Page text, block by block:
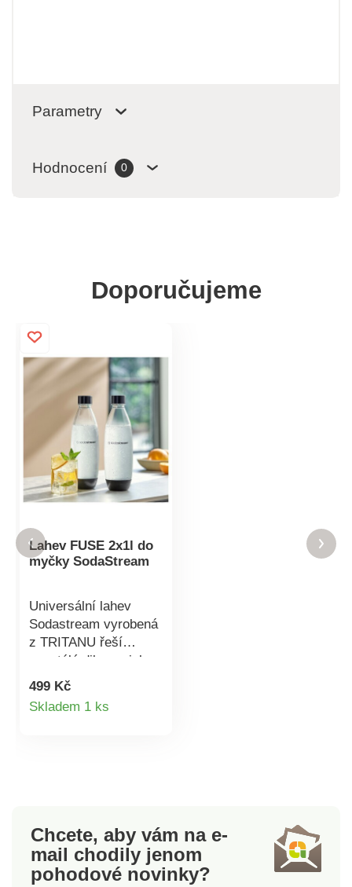
Parametry
Hodnocení 0
Doporučujeme
Lahev FUSE 2x1l do
myčky SodaStream
Universální lahev
Sodastream vyrobená
z TRITANU řeší
neustálé dilema, jak
se během dne, doma,
napít a netrápit se
použitelnou lahví
budete mít čerstvě
natočenou vodu stále
499 Kč
Skladem 1 ks
Chcete, aby vám na e-
mail chodily jenom
pohodové novinky?